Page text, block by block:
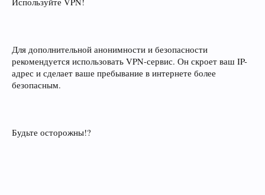
Для дополнительной анонимности и безопасности
рекомендуется использовать VPN-сервис. Он скроет ваш IP-
адрес и сделает ваше пребывание в интернете более
безопасным.
Будьте осторожны!?